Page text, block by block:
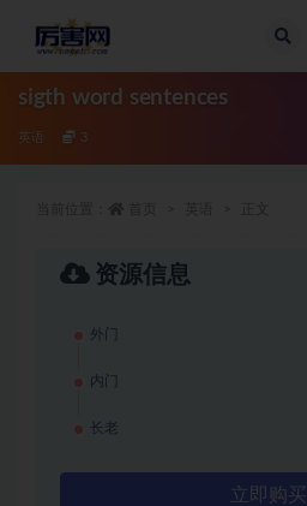
sigth word sentences
英语 3
资源信息
外门
内门
长老
立即购买